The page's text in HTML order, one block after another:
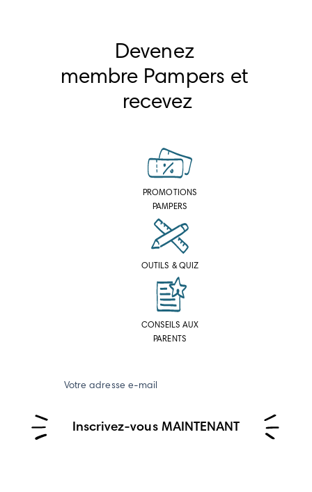
Devenez
membre Pampers et
recevez
PROMOTIONS
PAMPERS
OUTILS & QUIZ
CONSEILS AUX
PARENTS
Votre adresse e-mail
Inscrivez-vous MAINTENANT